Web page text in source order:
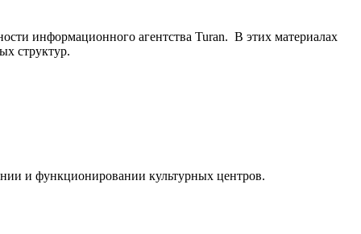
информационного агентства Turan. В этих материалах
структур.
и функционировании культурных центров.